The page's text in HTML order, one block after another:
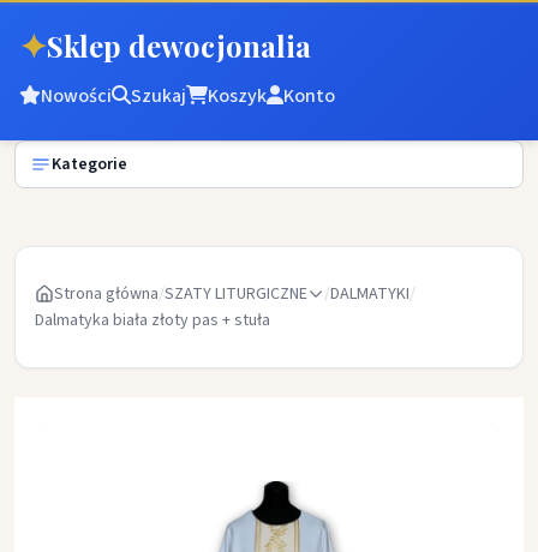
✦Sklep dewocjonalia
Nowości Szukaj Koszyk Konto
Kategorie
Strona główna/SZATY LITURGICZNE /DALMATYKI/
Dalmatyka biała złoty pas + stuła